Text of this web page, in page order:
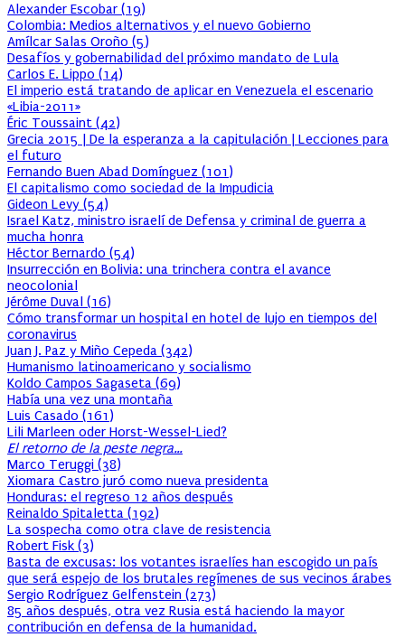
Alexander Escobar (19)
Colombia: Medios alternativos y el nuevo Gobierno
Amílcar Salas Oroño (5)
Desafíos y gobernabilidad del próximo mandato de Lula
Carlos E. Lippo (14)
El imperio está tratando de aplicar en Venezuela el escenario
«Libia-2011»
Éric Toussaint (42)
Grecia 2015 | De la esperanza a la capitulación | Lecciones para
el futuro
Fernando Buen Abad Domínguez (101)
El capitalismo como sociedad de la Impudicia
Gideon Levy (54)
Israel Katz, ministro israelí de Defensa y criminal de guerra a
mucha honra
Héctor Bernardo (54)
Insurrección en Bolivia: una trinchera contra el avance
neocolonial
Jérôme Duval (16)
Cómo transformar un hospital en hotel de lujo en tiempos del
coronavirus
Juan J. Paz y Miño Cepeda (342)
Humanismo latinoamericano y socialismo
Koldo Campos Sagaseta (69)
Había una vez una montaña
Luis Casado (161)
Lili Marleen oder Horst-Wessel-Lied?
El retorno de la peste negra…
Marco Teruggi (38)
Xiomara Castro juró como nueva presidenta
Honduras: el regreso 12 años después
Reinaldo Spitaletta (192)
La sospecha como otra clave de resistencia
Robert Fisk (3)
Basta de excusas: los votantes israelíes han escogido un país
que será espejo de los brutales regímenes de sus vecinos árabes
Sergio Rodríguez Gelfenstein (273)
85 años después, otra vez Rusia está haciendo la mayor
contribución en defensa de la humanidad.